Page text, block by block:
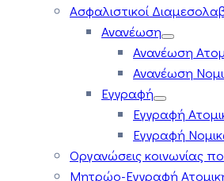
Ασφαλιστικοί
Ανανέωση
Ανανέωση
Ανανέωση
Εγγραφή
Εγγραφή
Εγγραφή
Οργανώσεις κοινωνίας
Μητρώο-Εγγραφή